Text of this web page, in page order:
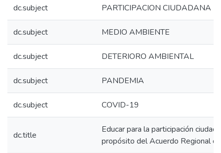
dc.subject PARTICIPACION CIUDADANA
dc.subject MEDIO AMBIENTE
dc.subject DETERIORO AMBIENTAL
dc.subject PANDEMIA
dc.subject COVID-19
dc.title
Educar para la participación
propósito del Acuerdo Regional